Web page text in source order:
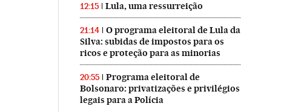
12:15 Lula, uma ressurreição
21:14
O programa eleitoral de Lula da
Silva: subidas de impostos para os
ricos e proteção para as minorias
20:55
Programa eleitoral de
Bolsonaro: privatizações e privilégios
legais para a Polícia